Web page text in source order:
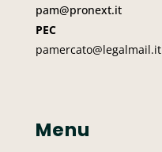
pam@pronext.it
PEC
pamercato@legalmail.it
Menu